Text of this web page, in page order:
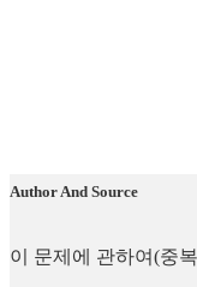
Author And Source
이 문제에 관하여(중